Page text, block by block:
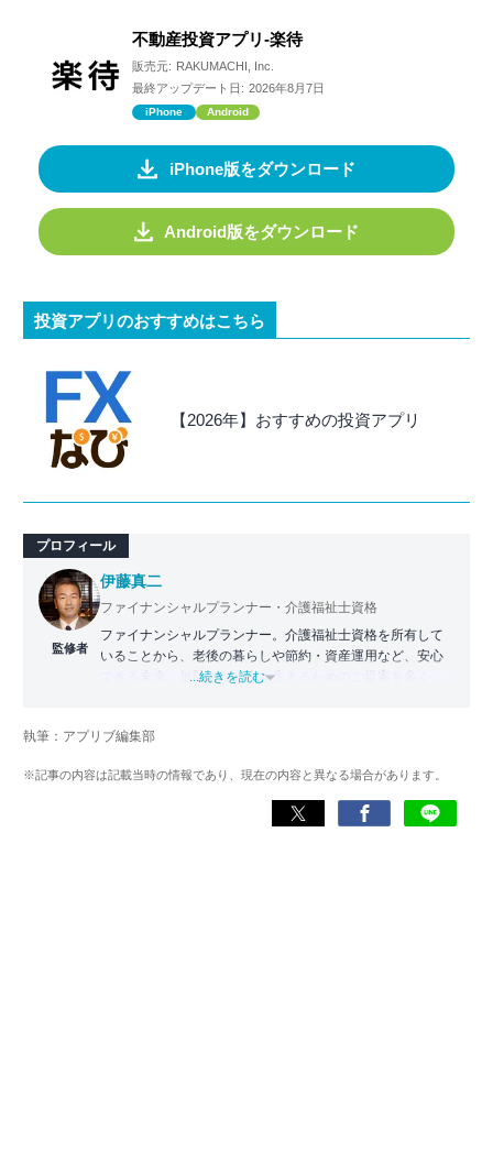
不動産投資アプリ-楽待
販売元: RAKUMACHI, Inc.
最終アップデート日: 2026年8月7日
iPhone Android
iPhone版をダウンロード
Android版をダウンロード
投資アプリのおすすめはこちら
【2026年】おすすめの投資アプリ
プロフィール
監修者
伊藤真二
ファイナンシャルプランナー・介護福祉士資格
ファイナンシャルプランナー。介護福祉士資格を所有して
いることから、老後の暮らしや節約・資産運用など、安心
できる未来、無駄のない今を生きるためのご提案を多く行
広く行っている。
伊藤真二 公式ページ
...続きを読む
執筆：アプリブ編集部
※記事の内容は記載当時の情報であり、現在の内容と異なる場合があります。